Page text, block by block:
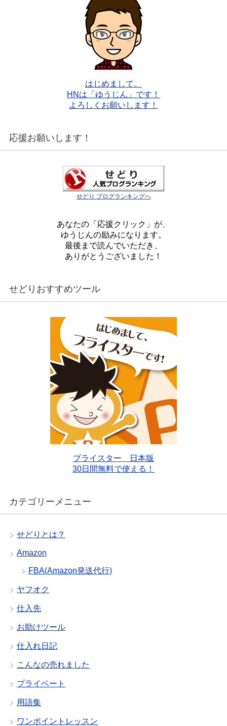
はじめまして。
HNは「ゆうじん」です！
よろしくお願いします！
応援お願いします！
せどり ブログランキングへ
あなたの「応援クリック」が、
ゆうじんの励みになります。
最後まで読んでいただき、
ありがとうございました！
せどりおすすめツール
プライスター 日本版
30日間無料で使える！
カテゴリーメニュー
せどりとは？
Amazon
FBA(Amazon発送代行)
ヤフオク
仕入先
お助けツール
仕入れ日記
こんなの売れました
プライベート
用語集
ワンポイントレッスン